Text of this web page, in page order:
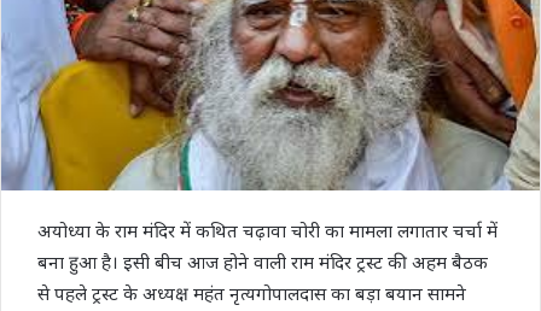
अयोध्या के राम मंदिर में कथित चढ़ावा चोरी का मामला लगातार चर्चा में
बना हुआ है। इसी बीच आज होने वाली राम मंदिर ट्रस्ट की अहम बैठक
से पहले ट्रस्ट के अध्यक्ष महंत नृत्यगोपालदास का बड़ा बयान सामने